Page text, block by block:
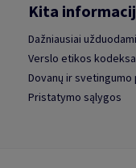
Kita
Dažniausiai
Verslo etikos
Dovanų ir svetingumo
Pristatymo sąlygos